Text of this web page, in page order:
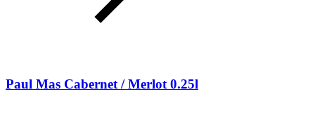
Paul Mas Cabernet / Merlot 0.25l